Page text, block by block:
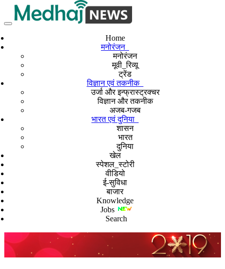
Home
मनोरंजन
मनोरंजन
मूवी_रिव्यू
ट्रेंड
विज्ञान एवं तकनीक
उर्जा और इन्फ्रास्ट्रक्चर
विज्ञान और तकनीक
अजब-गजब
भारत एवं दुनिया
शासन
भारत
दुनिया
खेल
स्पेशल_स्टोरी
वीडियो
ई-सुविधा
बाजार
Knowledge
Jobs
Search